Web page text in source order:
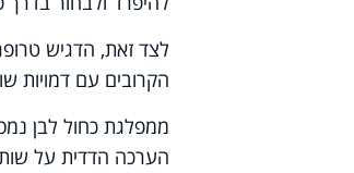
לצד זאת, הדגיש
הקרובים עם דמויות
ממפלגת כחול לבן
הערכה הדדית על